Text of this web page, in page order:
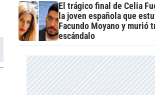
El trágico final de Celia
la joven española que
Facundo Moyano y murió
escándalo